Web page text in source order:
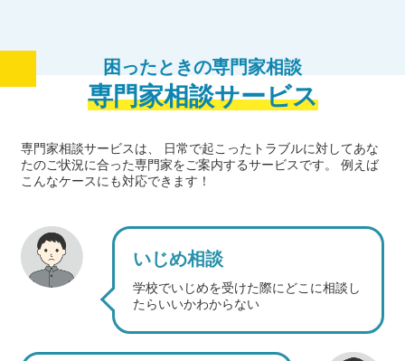
困ったときの専門家相談
専門家相談サービス
専門家相談サービスは、
日常で起こったトラブルに対してあな
たのご状況に合った専門家をご案内するサービスです。
例えば
こんなケースにも対応できます！
いじめ相談
学校でいじめを受けた際にどこに相談し
たらいいかわからない